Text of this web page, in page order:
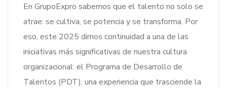
En GrupoExpro sabemos que el talento no solo se
atrae: se cultiva, se potencia y se transforma. Por
eso, este 2025 dimos continuidad a una de las
iniciativas más significativas de nuestra cultura
organizacional: el Programa de Desarrollo de
Talentos (PDT), una experiencia que trasciende la